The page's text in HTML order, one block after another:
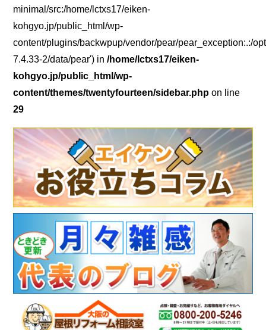
minimal/src:/home/lctxs17/eiken-
kohgyo.jp/public_html/wp-
content/plugins/backwpup/vendor/pear/pear_exception:.:/
7.4.33-2/data/pear') in/home/lctxs17/eiken-
kohgyo.jp/public_html/wp-
content/themes/twentyfourteen/sidebar.php on line
29